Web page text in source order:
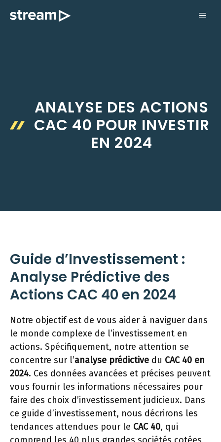
ANALYSE DES ACTIONS
CAC 40 POUR INVESTIR
EN 2024
Guide d’Investissement :
Analyse Prédictive des
Actions CAC 40 en 2024
Notre objectif est de vous aider à naviguer dans
le monde complexe de l’investissement en
actions. Spécifiquement, notre attention se
concentre sur l’analyse prédictive du CAC 40 en
2024. Ces données avancées et précises peuvent
vous fournir les informations nécessaires pour
faire des choix d’investissement judicieux. Dans
ce guide d’investissement, nous décrirons les
tendances attendues pour le CAC 40, qui